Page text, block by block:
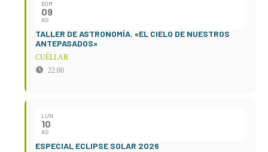
DOM
09
AG
TALLER DE ASTRONOMÍA. «EL CIELO DE NUESTROS
ANTEPASADOS»
CUÉLLAR
22:00
LUN
10
AG
ESPECIAL ECLIPSE SOLAR 2026